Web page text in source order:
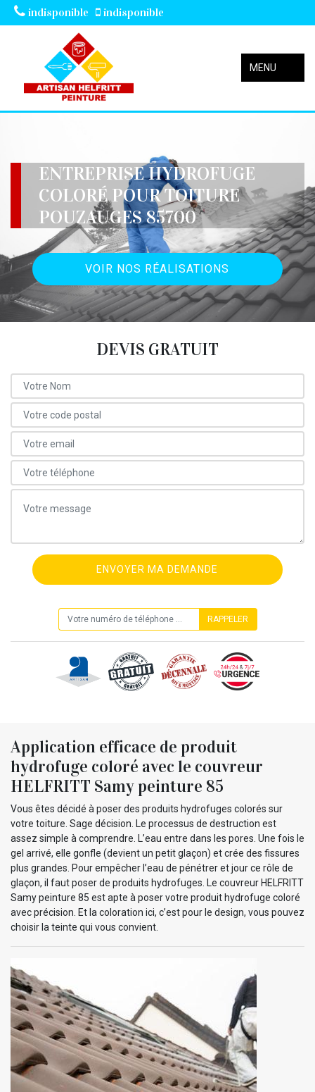
indisponible indisponible
MENU
ENTREPRISE HYDROFUGE
COLORÉ POUR TOITURE
POUZAUGES 85700
VOIR NOS RÉALISATIONS
DEVIS GRATUIT
Application efficace de produit
hydrofuge coloré avec le couvreur
HELFRITT Samy peinture 85
Vous êtes décidé à poser des produits hydrofuges colorés sur
votre toiture. Sage décision. Le processus de destruction est
assez simple à comprendre. L’eau entre dans les pores. Une fois le
gel arrivé, elle gonfle (devient un petit glaçon) et crée des fissures
plus grandes. Pour empêcher l’eau de pénétrer et jour ce rôle de
glaçon, il faut poser de produits hydrofuges. Le couvreur HELFRITT
Samy peinture 85 est apte à poser votre produit hydrofuge coloré
avec précision. Et la coloration ici, c’est pour le design, vous pouvez
choisir la teinte qui vous convient.